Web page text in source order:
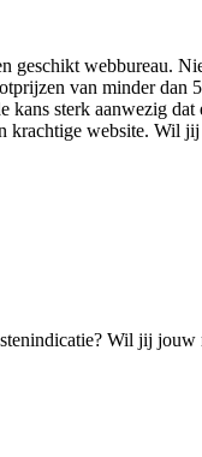
geschikt webbureau.
van minder dan
kans sterk aanwezig dat
krachtige website. Wil
Wil jij jouw